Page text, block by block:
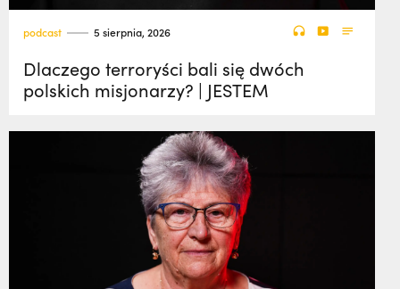
podcast 5 sierpnia, 2026
Dlaczego terroryści bali się dwóch
polskich misjonarzy? | JESTEM